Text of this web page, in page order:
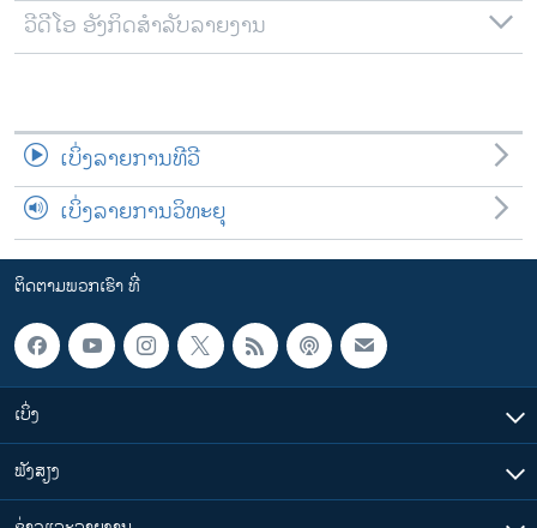
ວີດີໂອ ອັງກິດສຳລັບລາຍງານ
ເບິ່ງລາຍການທີວີ
ເບິ່ງລາຍການວິທະຍຸ
ຕິດຕາມພວກເຮົາ ທີ່
ເບິ່ງ
ຟັງສຽງ